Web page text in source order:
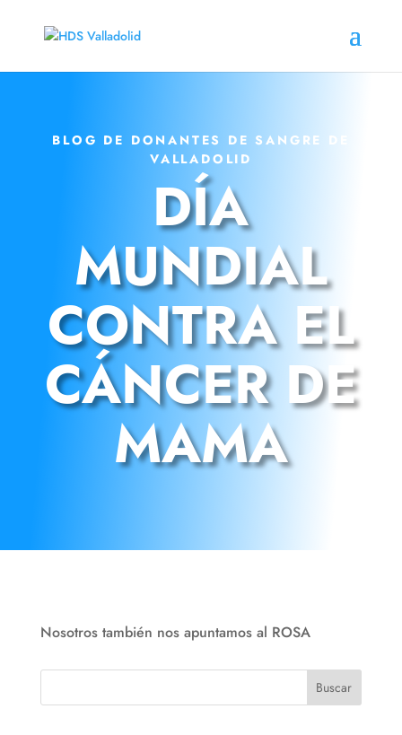
BLOG DE DONANTES DE SANGRE DE
VALLADOLID
DÍA
MUNDIAL
CONTRA EL
CÁNCER DE
MAMA
Nosotros también nos apuntamos al ROSA
Buscar